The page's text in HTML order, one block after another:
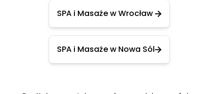
SPA i Masaże w Wrocław
SPA i Masaże w Nowa Sól